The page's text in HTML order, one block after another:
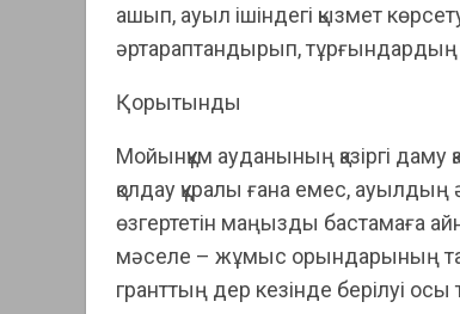
ашып, ауыл ішіндегі қызмет
әртараптандырып, тұрғындардың
Қорытынды
Мойынқұм ауданының қазіргі даму
қолдау құралы ғана емес, ауылдың
өзгертетін маңызды бастамаға
мәселе – жұмыс орындарының
гранттың дер кезінде берілуі осы